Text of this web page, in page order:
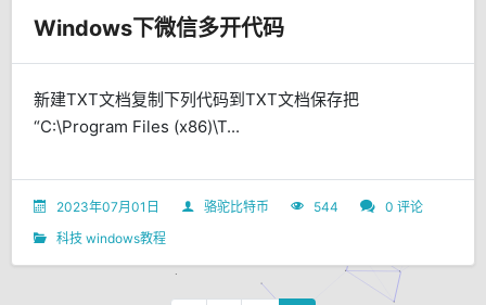
Windows下微信多开代码
新建TXT文档复制下列代码到TXT文档保存把
“C:\Program Files (x86)\T...
2023年07月01日 骆驼比特币 544
0 评论
科技 windows教程